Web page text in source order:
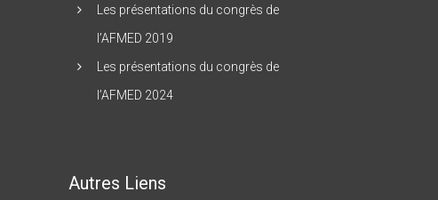
Les présentations du congrès de
l’AFMED 2019
Les présentations du congrès de
l’AFMED 2024
Autres Liens